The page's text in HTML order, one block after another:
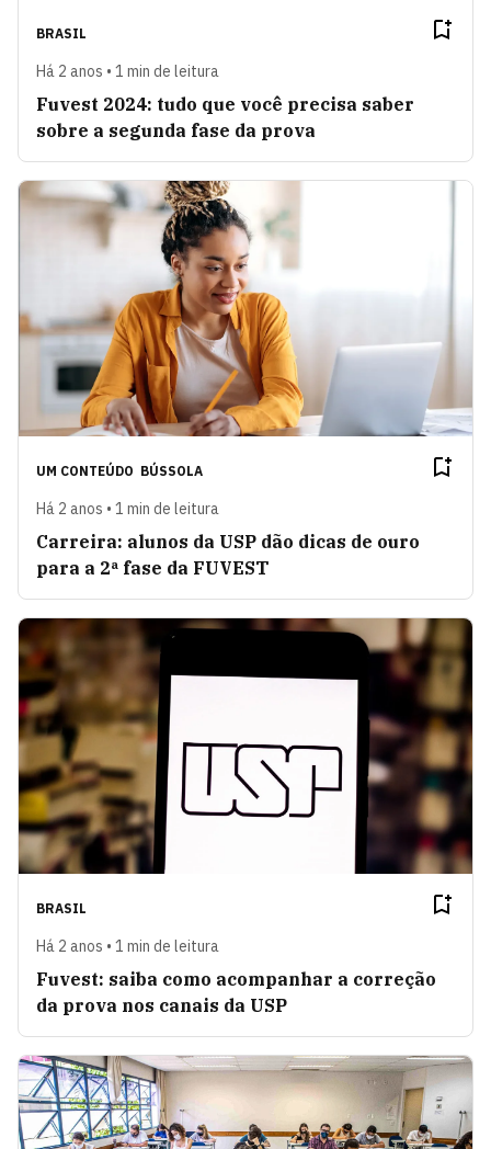
BRASIL
Há 2 anos • 1 min de leitura
Fuvest 2024: tudo que você precisa saber
sobre a segunda fase da prova
UM CONTEÚDO BÚSSOLA
Há 2 anos • 1 min de leitura
Carreira: alunos da USP dão dicas de ouro
para a 2ª fase da FUVEST
BRASIL
Há 2 anos • 1 min de leitura
Fuvest: saiba como acompanhar a correção
da prova nos canais da USP